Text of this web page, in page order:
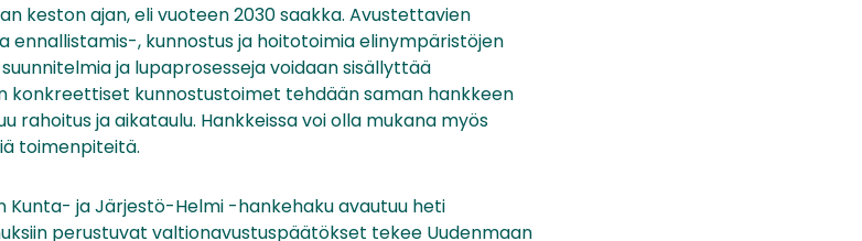
keston ajan, eli vuoteen 2030 saakka. Avustettavien
ennallistamis-, kunnostus ja hoitotoimia elinympäristöjen
ja lupaprosesseja voidaan sisällyttää
konkreettiset kunnostustoimet tehdään saman hankkeen
rahoitus ja aikataulu. Hankkeissa voi olla mukana myös
toimenpiteitä.
Kunta- ja Järjestö-Helmi -hankehaku avautuu heti
perustuvat valtionavustuspäätökset tekee Uudenmaan